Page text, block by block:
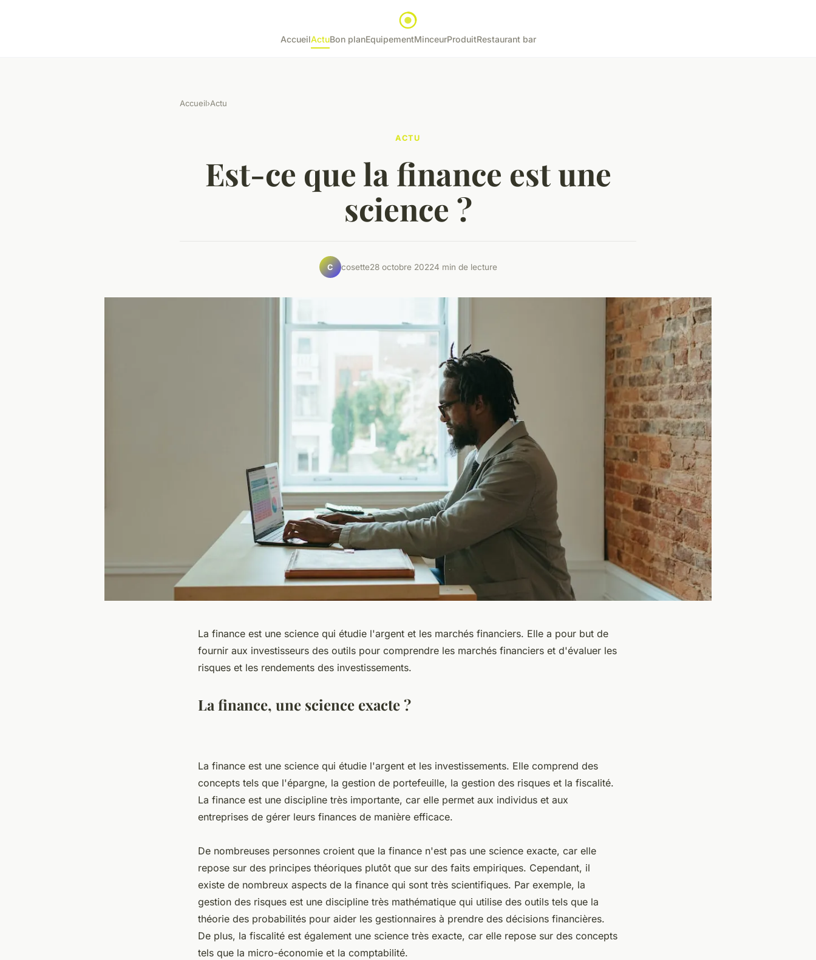
AccueilActuBon planEquipementMinceurProduitRestaurant bar
Accueil›Actu
ACTU
Est-ce que la finance est une
science ?
C cosette28 octobre 20224 min de lecture
La finance est une science qui étudie l'argent et les marchés financiers. Elle a pour but de
fournir aux investisseurs des outils pour comprendre les marchés financiers et d'évaluer les
risques et les rendements des investissements.
La finance, une science exacte ?
La finance est une science qui étudie l'argent et les investissements. Elle comprend des
concepts tels que l'épargne, la gestion de portefeuille, la gestion des risques et la fiscalité.
La finance est une discipline très importante, car elle permet aux individus et aux
entreprises de gérer leurs finances de manière efficace.
De nombreuses personnes croient que la finance n'est pas une science exacte, car elle
repose sur des principes théoriques plutôt que sur des faits empiriques. Cependant, il
existe de nombreux aspects de la finance qui sont très scientifiques. Par exemple, la
gestion des risques est une discipline très mathématique qui utilise des outils tels que la
théorie des probabilités pour aider les gestionnaires à prendre des décisions financières.
De plus, la fiscalité est également une science très exacte, car elle repose sur des concepts
tels que la micro-économie et la comptabilité.